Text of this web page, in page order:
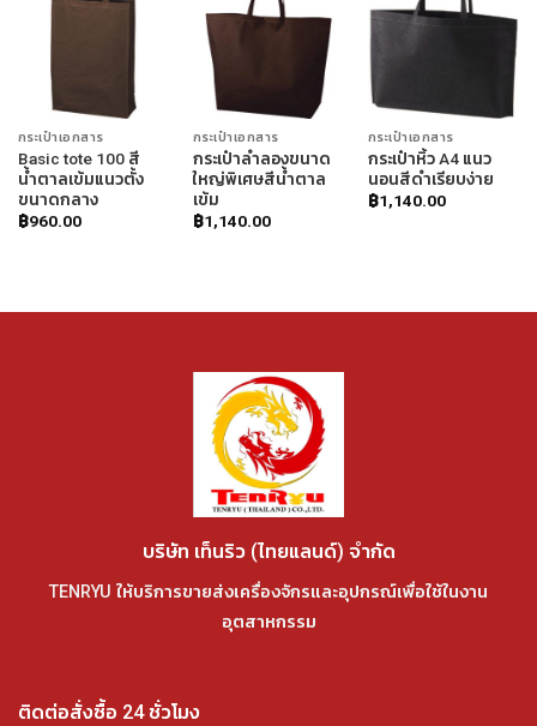
กระเป๋าเอกสาร
Basic tote 100 สี
น้ำตาลเข้มแนวตั้ง
ขนาดกลาง
฿960.00
กระเป๋าเอกสาร
กระเป๋าลำลองขนาด
ใหญ่พิเศษสีน้ำตาล
เข้ม
฿1,140.00
กระเป๋าเอกสาร
กระเป๋าหิ้ว A4 แนว
นอนสีดำเรียบง่าย
฿1,140.00
บริษัท เท็นริว (ไทยแลนด์) จำกัด
TENRYU ให้บริการขายส่งเครื่องจักรและอุปกรณ์เพื่อใช้ในงาน
อุตสาหกรรม
ติดต่อสั่งซื้อ 24 ชั่วโมง